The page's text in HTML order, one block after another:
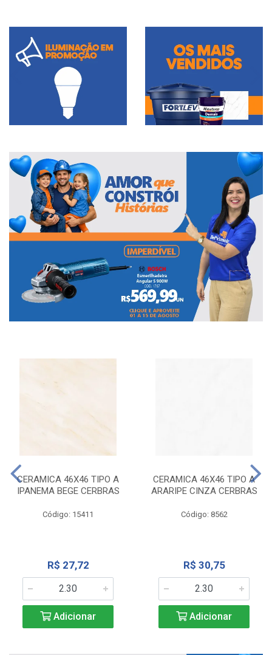
CERAMICA 46X46 TIPO A
IPANEMA BEGE CERBRAS
Código: 15411
R$ 27,72
Adicionar
CERAMICA 46X46 TIPO A
ARARIPE CINZA CERBRAS
Código: 8562
R$ 30,75
Adicionar